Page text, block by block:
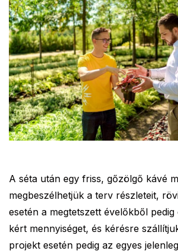
A séta után egy friss, gőzölgő kávé
megbeszélhetjük a terv részleteit,
esetén a megtetszett évelőkből
kért mennyiséget, és kérésre
projekt esetén pedig az egyes